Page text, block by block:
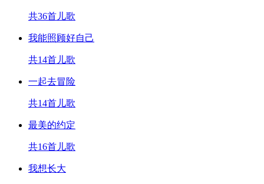
共36首儿歌
我能照顾好自己
共14首儿歌
一起去冒险
共14首儿歌
最美的约定
共16首儿歌
我想长大